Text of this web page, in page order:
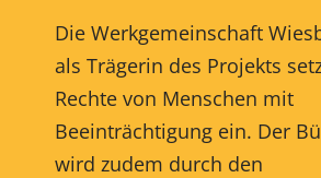
Die Werkgemeinschaft
als Trägerin des Projekts
Rechte von Menschen mit
Beeinträchtigung ein. Der
wird zudem durch den